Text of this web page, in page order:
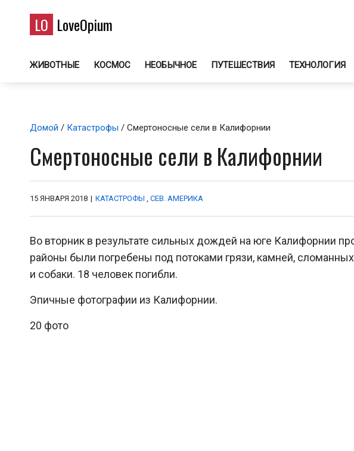
LO LoveOpium
ЖИВОТНЫЕ КОСМОС НЕОБЫЧНОЕ ПУТЕШЕСТВИЯ ТЕХНОЛОГИЯ
Домой / Катастрофы / Смертоносные сели в Калифорнии
Смертоносные сели в Калифорнии
15 ЯНВАРЯ 2018 | КАТАСТРОФЫ , СЕВ. АМЕРИКА
Во вторник в результате сильных дождей на юге Калифорнии
районы были погребены под потоками грязи, камней,
и собаки. 18 человек погибли.
Эпичные фотографии из Калифорнии.
20 фото